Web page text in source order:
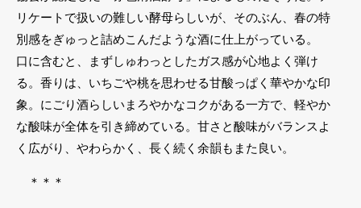
リケートで扱いの難しい酵母らしいが、そのぶん、春の特
別感をぎゅっと詰めこんだような酒に仕上がっている。
口に含むと、まずしゅわっとしたガス感が心地よく弾け
る。香りは、いちごや桃を思わせる甘酸っぱく華やかな印
象。にごり酒らしいまろやかなコクがある一方で、軽やか
な酸味が全体を引き締めている。甘さと酸味がバランスよ
く広がり、やわらかく、長く続く余韻もまた良い。
＊＊＊